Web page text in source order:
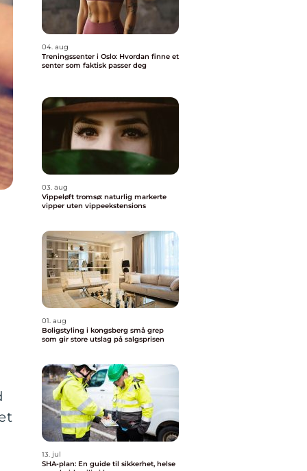
04. aug
Treningssenter i Oslo: Hvordan finne et
senter som faktisk passer deg
03. aug
Vippeløft tromsø: naturlig markerte
vipper uten vippeekstensions
01. aug
Boligstyling i kongsberg små grep
som gir store utslag på salgsprisen
13. jul
SHA-plan: En guide til sikkerhet, helse